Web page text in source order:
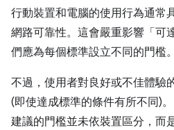
行動裝置和電腦的使用行為通常
網路可靠性。這會嚴重影響「可
們應為每個標準設立不同的門檻。
不過，使用者對良好或不佳體驗
(即使達成標準的條件有所不同)
建議的門檻並未依裝置區分，而